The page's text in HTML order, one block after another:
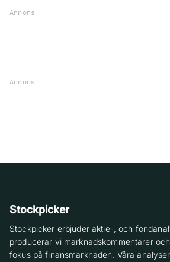
Annons
Annons
Stockpicker
Stockpicker erbjuder aktie-, och
producerar vi marknadskommentarer
fokus på finansmarknaden. Våra